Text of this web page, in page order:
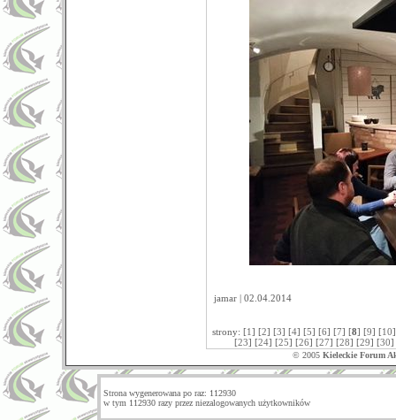
jamar | 02.04.2014
strony: [1] [2] [3] [4] [5] [6] [7] [8] [9] [10
[23] [24] [25] [26] [27] [28] [29] [30]
© 2005 Kieleckie Forum
Strona wygenerowana po raz: 112930
w tym 112930 razy przez niezalogowanych użytkowników